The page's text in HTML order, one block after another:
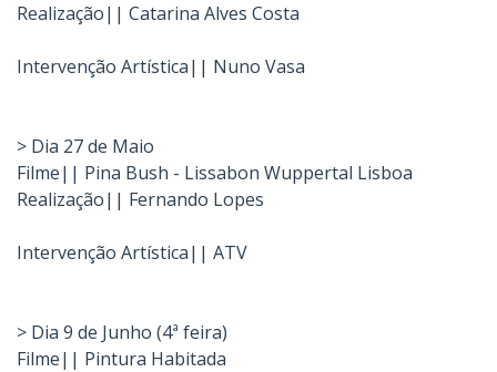
Realização|| Catarina Alves Costa
Intervenção Artística|| Nuno Vasa
> Dia 27 de Maio
Filme|| Pina Bush - Lissabon Wuppertal Lisboa
Realização|| Fernando Lopes
Intervenção Artística|| ATV
> Dia 9 de Junho (4ª feira)
Filme|| Pintura Habitada